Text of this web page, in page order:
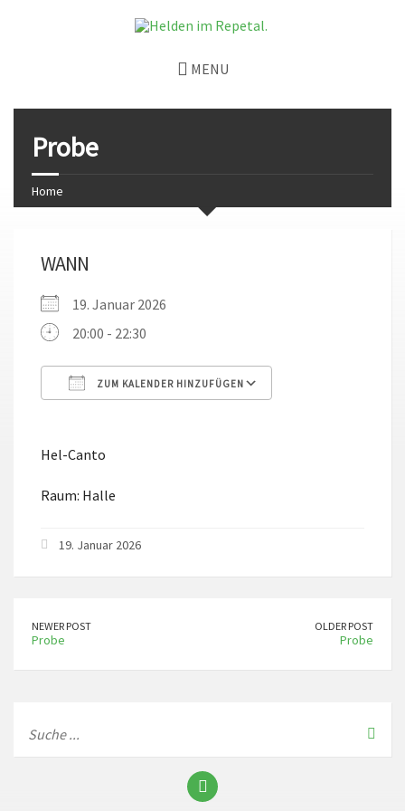
MENU
Probe
Home
WANN
19. Januar 2026
20:00 - 22:30
ZUM KALENDER HINZUFÜGEN
Hel-Canto
Raum: Halle
19. Januar 2026
NEWER POST
Probe
OLDER POST
Probe